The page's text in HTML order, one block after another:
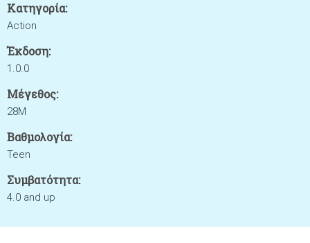
Κατηγορία:
Action
Έκδοση:
1.0.0
Μέγεθος:
28M
Βαθμολογία:
Teen
Συμβατότητα:
4.0 and up